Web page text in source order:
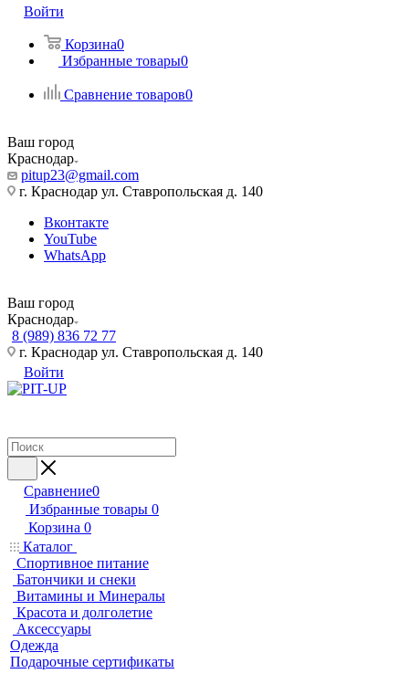
Войти
Корзина0
Избранные товары0
Сравнение товаров0
Ваш город
Краснодар
pitup23@gmail.com
г. Краснодар ул. Ставропольская д. 140
Вконтакте
YouTube
WhatsApp
Ваш город
Краснодар
8 (989) 836 72 77
г. Краснодар ул. Ставропольская д. 140
Войти
Сравнение0
Избранные товары 0
Корзина 0
Каталог
Спортивное питание
Батончики и снеки
Витамины и Минералы
Красота и долголетие
Аксессуары
Одежда
Подарочные сертификаты